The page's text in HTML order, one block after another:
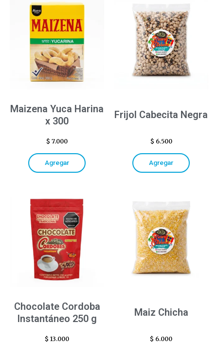
Maizena Yuca Harina
x 300
$ 7.000
Agregar
Frijol Cabecita Negra
$ 6.500
Agregar
Chocolate Cordoba
Instantáneo 250 g
$ 13.000
Maiz Chicha
$ 6.000